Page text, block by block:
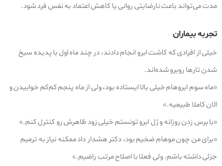
مدت می‌تواند باعث نارضایتی روانی یا کاهش اعتماد به‌ نفس فرد شود.
تجربه بیماران
خیلی از افرادی که کاشت ابرو انجام دادند، در چند ماه اول با پدیده سیخ
شدن تارها روبرو شده‌اند.
«ماه سوم ابروهام خیلی بالا ایستاده بود، ولی از ماه پنجم کم‌کم خوابیدن و
الان کاملا طبیعیه.»
«با برس زدن روزانه و ژل ابرو تونستم خیلی زود ظاهرش رو کنترل کنم.»
«برای من چون موهام ضخیم بود، دکتر هشدار داد ممکنه نیاز به ترمیم
جزئی داشته باشم. ولی فعلا با اصلاح مرتب راضیم.»